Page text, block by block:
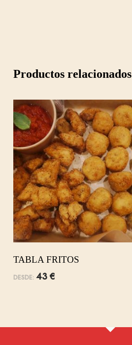
Productos relacionados
TABLA FRITOS
DESDE: 43€